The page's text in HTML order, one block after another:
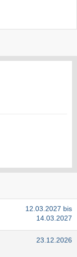
12.03.2027 bis
14.03.2027
23.12.2026